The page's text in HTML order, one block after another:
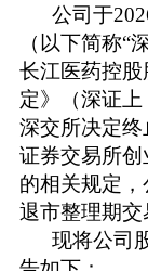
公司于
（以下简称“
长江医药控
定》（深证上
深交所决定终
证券交易所创
的相关规定，
退市整理期交
现将公司股